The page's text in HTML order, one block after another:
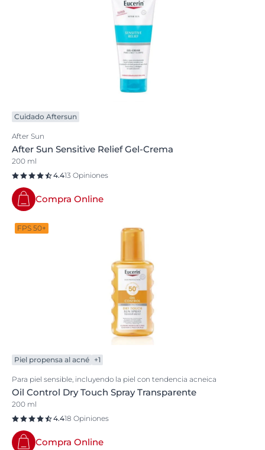
Cuidado Aftersun
After Sun
After Sun Sensitive Relief Gel-Crema
200 ml
4.413 Opiniones
Compra Online
FPS 50+
Piel propensa al acné +1
Para piel sensible, incluyendo la piel con tendencia acneica
Oil Control Dry Touch Spray Transparente
200 ml
4.418 Opiniones
Compra Online